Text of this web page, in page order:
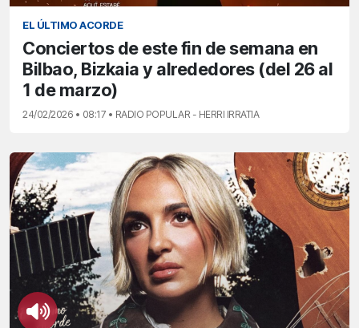
EL ÚLTIMO ACORDE
Conciertos de este fin de semana en
Bilbao, Bizkaia y alrededores (del 26 al
1 de marzo)
24/02/2026 • 08:17 • RADIO POPULAR - HERRI IRRATIA